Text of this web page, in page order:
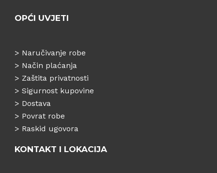
OPĆI UVJETI
> Naručivanje robe
> Način plaćanja
> Zaštita privatnosti
> Sigurnost kupovine
> Dostava
> Povrat robe
> Raskid ugovora
KONTAKT I LOKACIJA